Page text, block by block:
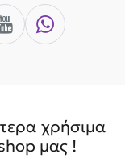
χρήσιμα
μας !